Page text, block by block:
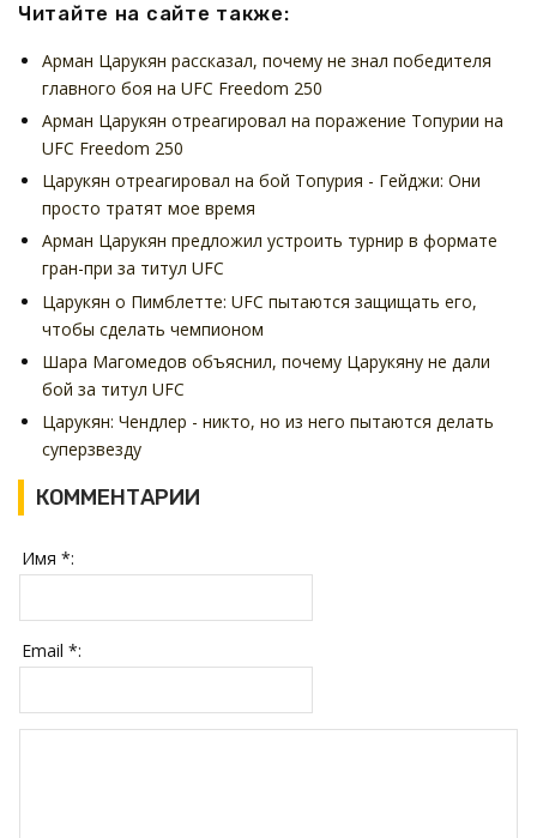
Читайте на сайте также:
Арман Царукян рассказал, почему не знал победителя
главного боя на UFC Freedom 250
Арман Царукян отреагировал на поражение Топурии на
UFC Freedom 250
Царукян отреагировал на бой Топурия - Гейджи: Они
просто тратят мое время
Арман Царукян предложил устроить турнир в формате
гран-при за титул UFC
Царукян о Пимблетте: UFC пытаются защищать его,
чтобы сделать чемпионом
Шара Магомедов объяснил, почему Царукяну не дали
бой за титул UFC
Царукян: Чендлер - никто, но из него пытаются делать
суперзвезду
КОММЕНТАРИИ
Имя *:
Email *: